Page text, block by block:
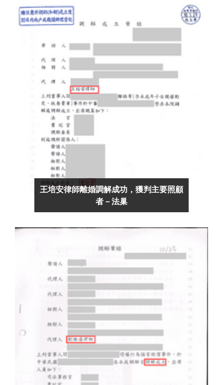
王培安律師離婚調解成功，獲判主要照顧
者－法巢